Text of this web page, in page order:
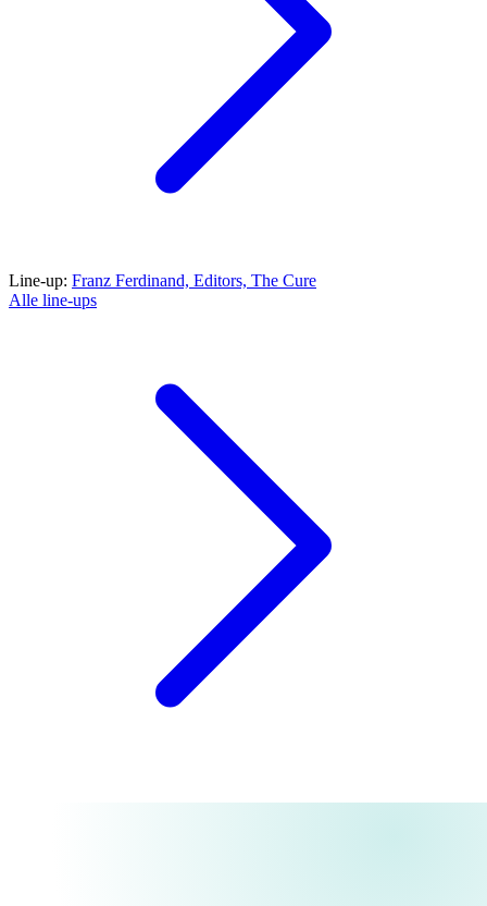
Line-up: Franz Ferdinand, Editors, The Cure
Alle line-ups